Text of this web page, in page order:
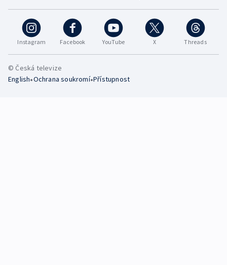
Instagram Facebook YouTube X Threads
© Česká televize
English•Ochrana soukromí•Přístupnost